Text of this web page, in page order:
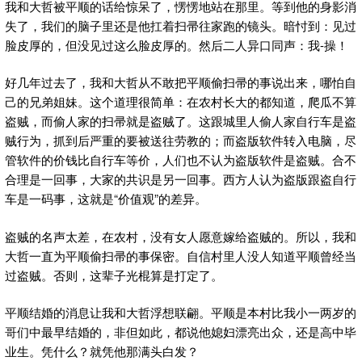
我和大哲被平顺的话给惊呆了，愣愣地站在那里。等到他的身影消
失了，我们的脑子里还是他扛着扫帚往家跑的镜头。暗忖到：见过
脸皮厚的，但没见过这么脸皮厚的。然后二人异口同声：我-操！
好几年过去了，我和大哲从不敢把平顺偷扫帚的事说出来，哪怕自
己的兄弟姐妹。这个道理很简单：在农村长大的都知道，爬瓜不算
盗贼，而偷人家的扫帚就是盗贼了。这跟城里人偷人家自行车是盗
贼行为，抓到后严重的要被送往劳教的；而盗版软件转入电脑，尽
管软件的价钱比自行车等价，人们也不认为盗版软件是盗贼。合不
合理是一回事，大家的共识是另一回事。西方人认为盗版跟盗自行
车是一码事，这就是“价值观”的差异。
盗贼的名声太差，在农村，没有女人愿意嫁给盗贼的。所以，我和
大哲一直为平顺偷扫帚的事保密。自信村里人没人知道平顺曾经当
过盗贼。否则，这辈子光棍算是打定了。
平顺结婚的消息让我和大哲浮想联翩。平顺是本村比我小一两岁的
哥们中最早结婚的，非但如此，都说他媳妇漂亮出众，还是高中毕
业生。凭什么？就凭他那满头白发？